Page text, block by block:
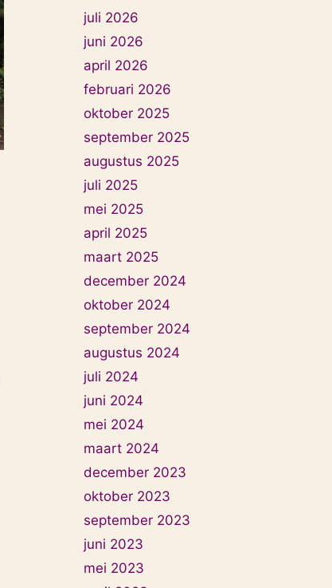
juli 2026
juni 2026
april 2026
februari 2026
oktober 2025
september 2025
augustus 2025
juli 2025
mei 2025
april 2025
maart 2025
december 2024
oktober 2024
september 2024
augustus 2024
juli 2024
juni 2024
mei 2024
maart 2024
december 2023
oktober 2023
september 2023
juni 2023
mei 2023